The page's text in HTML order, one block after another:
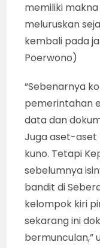
memiliki
meluruskan
kembali pada
Poerwono)
“Sebenarnya
pemerintahan
data dan
Juga aset-aset
kuno. Tetapi
sebelumnya
bandit di
kelompok kiri
sekarang ini
bermunculan,”